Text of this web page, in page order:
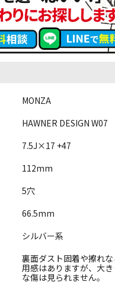
MONZA
HAWNER DESIGN W07
7.5J×17 +47
112mm
5穴
66.5mm
シルバー系
裏面ダスト固着や擦れ
用感はありますが、大
な傷は見られません。